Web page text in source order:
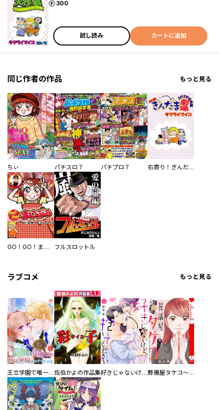
300
ポイント
試し読み カートに追加
同じ作者の作品 もっと見る
ちぃ パチスロ７ パチプロ７ 右寄り！ぎんだま劇場
GO！GO！まいぷぅ フルスロットル
ラブコメ もっと見る
王立学園で唯一魔法が使えない庶民仲間のはずですよね～実は王子様で私を溺愛しているなんて告白はやめてください～佐伯かよの作品集 好きじゃないけど、抱いてください【電子単行本版／特典おまけ付き】 葬儀屋タケコ～あなたの最期、叶えます【電子単行本版】